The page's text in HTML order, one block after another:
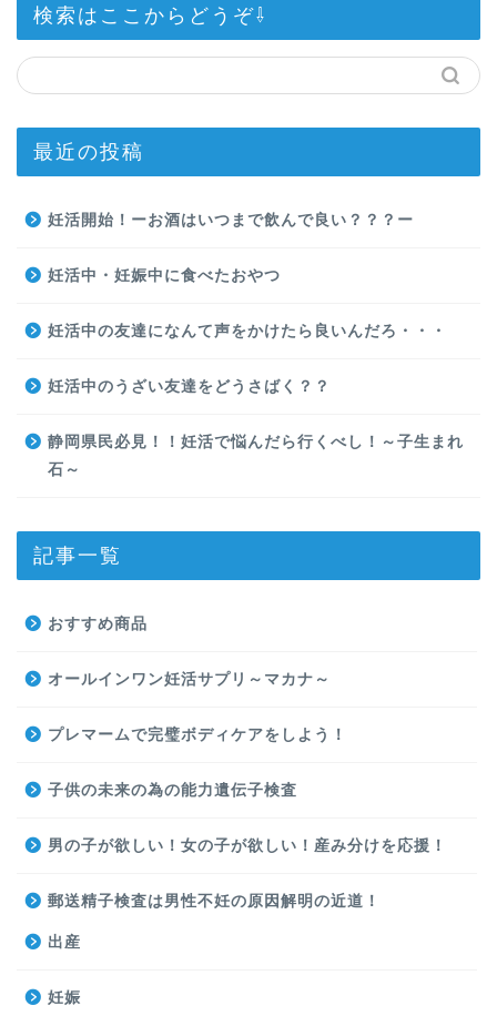
検索はここからどうぞ⇩
最近の投稿
妊活開始！ーお酒はいつまで飲んで良い？？？ー
妊活中・妊娠中に食べたおやつ
妊活中の友達になんて声をかけたら良いんだろ・・・
妊活中のうざい友達をどうさばく？？
静岡県民必見！！妊活で悩んだら行くべし！～子生まれ
石～
記事一覧
おすすめ商品
オールインワン妊活サプリ～マカナ～
プレマームで完璧ボディケアをしよう！
子供の未来の為の能力遺伝子検査
男の子が欲しい！女の子が欲しい！産み分けを応援！
郵送精子検査は男性不妊の原因解明の近道！
出産
妊娠